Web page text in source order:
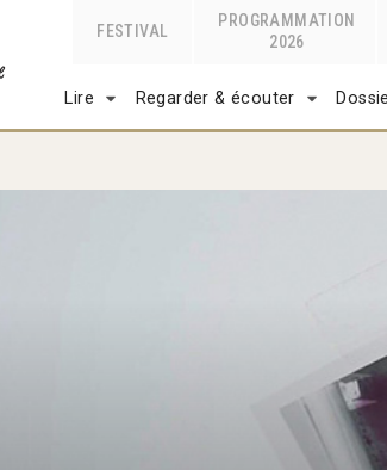
FESTIVAL
PROGRAMMATION
2026
Lire Regarder & écouter